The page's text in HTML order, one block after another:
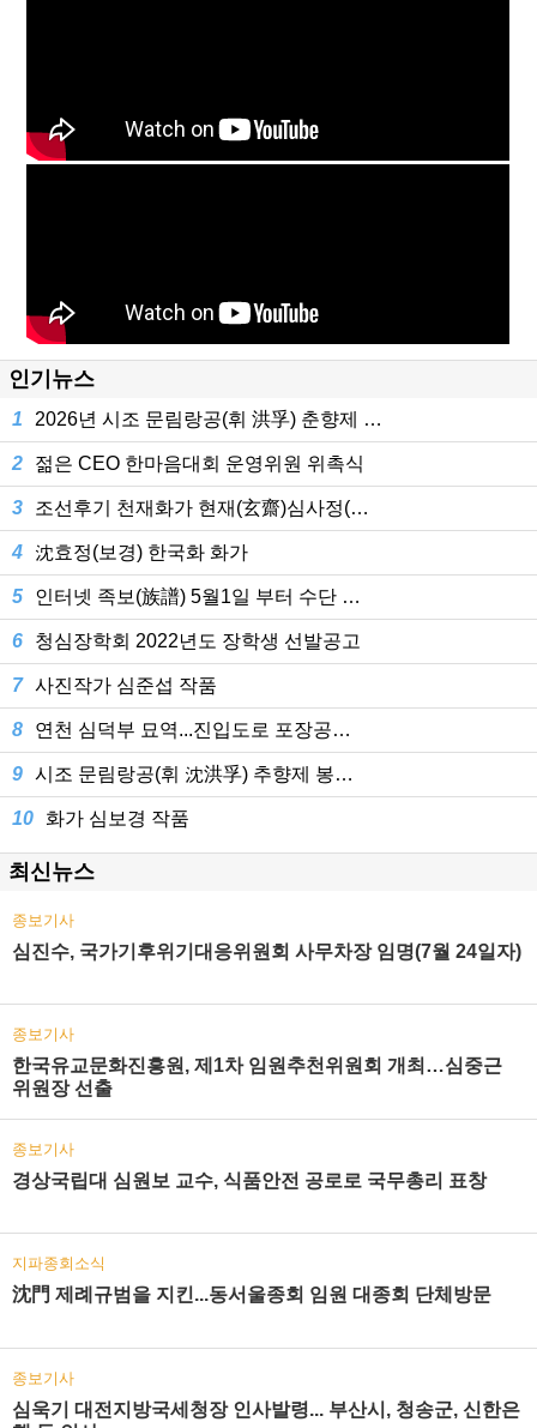
인기뉴스
1 2026년 시조 문림랑공(휘 洪孚) 춘향제 …
2 젊은 CEO 한마음대회 운영위원 위촉식
3 조선후기 천재화가 현재(玄齋)심사정(…
4 沈효정(보경) 한국화 화가
5 인터넷 족보(族譜) 5월1일 부터 수단 …
6 청심장학회 2022년도 장학생 선발공고
7 사진작가 심준섭 작품
8 연천 심덕부 묘역...진입도로 포장공…
9 시조 문림랑공(휘 沈洪孚) 추향제 봉…
10 화가 심보경 작품
최신뉴스
종보기사
심진수, 국가기후위기대응위원회 사무차장 임명(7월 24일자)
종보기사
한국유교문화진흥원, 제1차 임원추천위원회 개최…심중근
위원장 선출
종보기사
경상국립대 심원보 교수, 식품안전 공로로 국무총리 표창
지파종회소식
沈門 제례규범을 지킨...동서울종회 임원 대종회 단체방문
종보기사
심욱기 대전지방국세청장 인사발령... 부산시, 청송군, 신한은